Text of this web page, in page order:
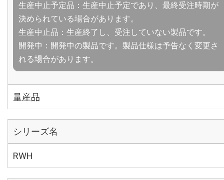
生産中止予定品：生産中止予定であり、最終受注時期が
決められている場合があります。
生産中止品：生産終了し、受注していない製品です。
開発中：開発中の製品です。製品仕様は予告なく変更さ
れる場合があります。
量産品
シリーズ名
RWH